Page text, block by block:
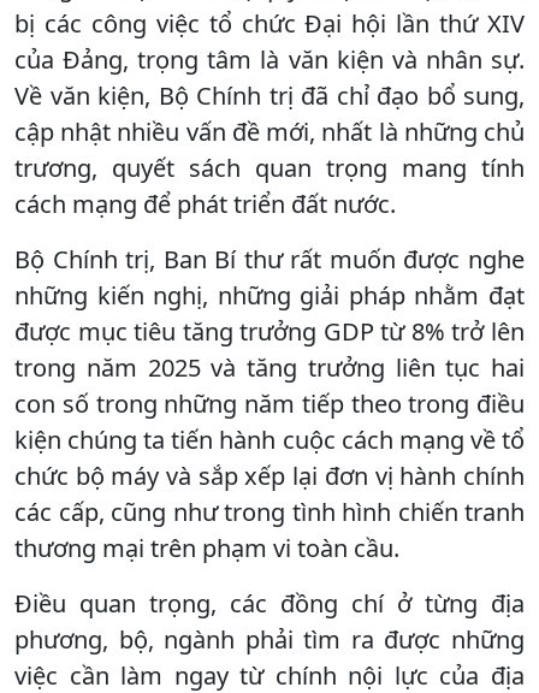
bị các công việc tổ chức Đại hội lần thứ XIV
của Đảng, trọng tâm là văn kiện và nhân sự.
Về văn kiện, Bộ Chính trị đã chỉ đạo bổ sung,
cập nhật nhiều vấn đề mới, nhất là những chủ
trương, quyết sách quan trọng mang tính
cách mạng để phát triển đất nước.
Bộ Chính trị, Ban Bí thư rất muốn được nghe
những kiến nghị, những giải pháp nhằm đạt
được mục tiêu tăng trưởng GDP từ 8% trở lên
trong năm 2025 và tăng trưởng liên tục hai
con số trong những năm tiếp theo trong điều
kiện chúng ta tiến hành cuộc cách mạng về tổ
chức bộ máy và sắp xếp lại đơn vị hành chính
các cấp, cũng như trong tình hình chiến tranh
thương mại trên phạm vi toàn cầu.
Điều quan trọng, các đồng chí ở từng địa
phương, bộ, ngành phải tìm ra được những
việc cần làm ngay từ chính nội lực của địa